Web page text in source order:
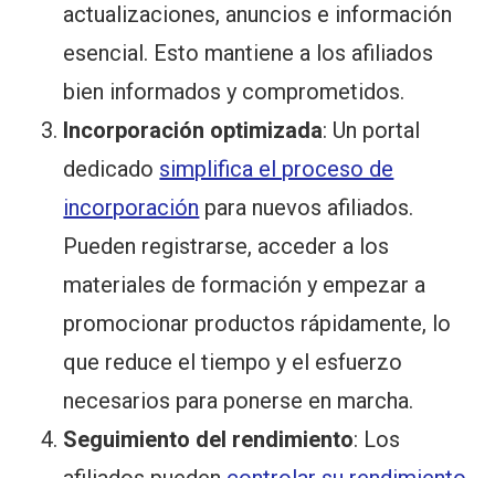
actualizaciones, anuncios e información
esencial. Esto mantiene a los afiliados
bien informados y comprometidos.
Incorporación optimizada: Un portal
dedicado simplifica el proceso de
incorporación para nuevos afiliados.
Pueden registrarse, acceder a los
materiales de formación y empezar a
promocionar productos rápidamente, lo
que reduce el tiempo y el esfuerzo
necesarios para ponerse en marcha.
Seguimiento del rendimiento: Los